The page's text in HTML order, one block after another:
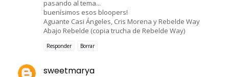
pasando al tema...
buenísimos esos bloopers!
Aguante Casi Ángeles, Cris Morena y Rebelde Way
Abajo Rebelde (copia trucha de Rebelde Way)
Responder Borrar
sweetmarya